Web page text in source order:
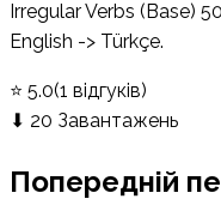
Irregular Verbs (Base)
English -> Türkçe.
⭐ 5.0(1 відгуків)
⬇ 20 Завантажень
Попередній